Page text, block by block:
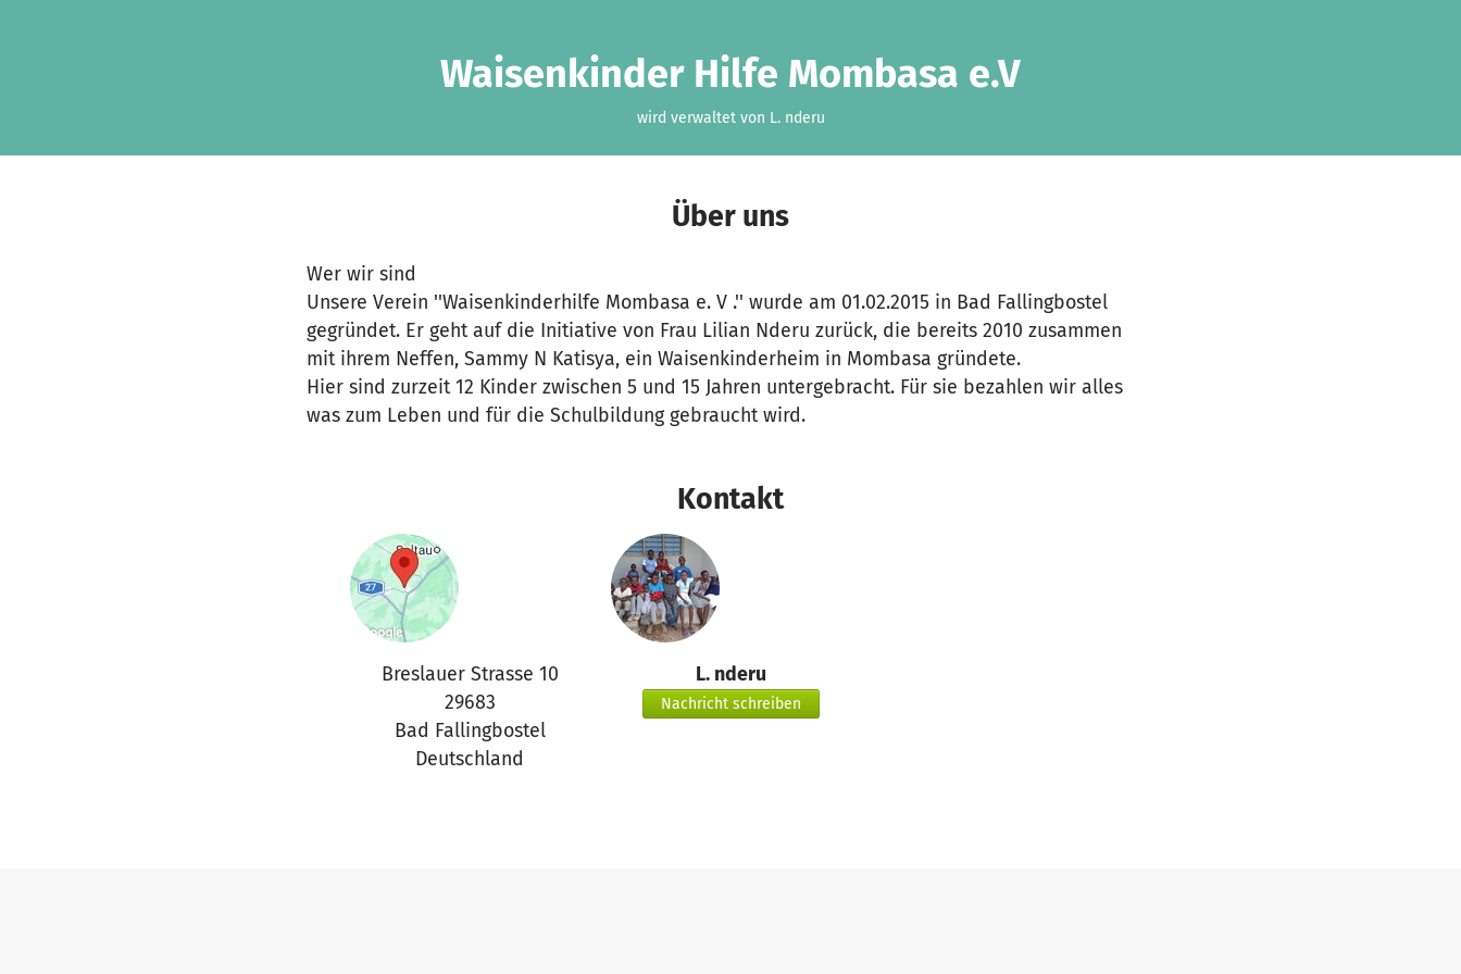
Waisenkinder Hilfe Mombasa e.V
wird verwaltet von L. nderu
Über uns
Wer wir sind
Unsere Verein ''Waisenkinderhilfe Mombasa e. V .'' wurde am 01.02.2015 in Bad Fallingbostel
gegründet. Er geht auf die Initiative von Frau Lilian Nderu zurück, die bereits 2010 zusammen
mit ihrem Neffen, Sammy N Katisya, ein Waisenkinderheim in Mombasa gründete.
Hier sind zurzeit 12 Kinder zwischen 5 und 15 Jahren untergebracht. Für sie bezahlen wir alles
was zum Leben und für die Schulbildung gebraucht wird.
Kontakt
Breslauer Strasse 10
29683
Bad Fallingbostel
Deutschland
L. nderu
Nachricht schreiben